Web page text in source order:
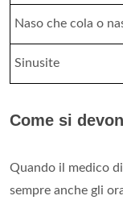
Naso che cola o
Sinusite
Come si
Quando il medico
sempre anche gli